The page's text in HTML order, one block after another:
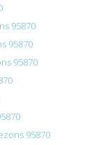
95870
95870
95870
95870